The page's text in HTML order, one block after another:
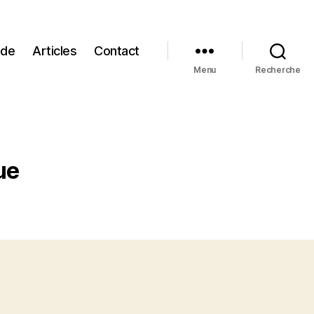
Articles Contact
Menu Recherche